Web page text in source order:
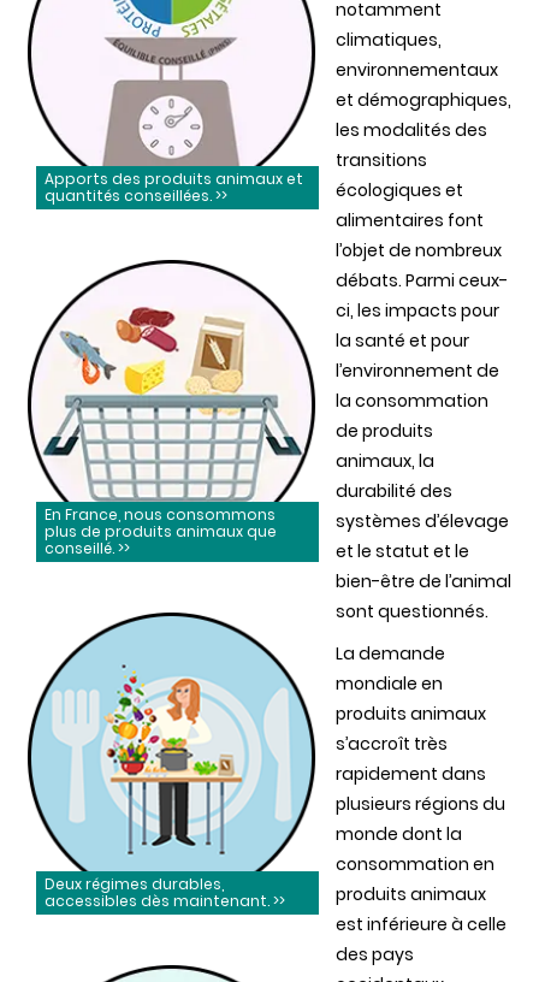
la
de
viande
Apports des produits animaux et
quantités conseillées. >>
En France, nous consommons
plus de produits animaux que
conseillé. >>
Deux régimes durables,
accessibles dès maintenant. >>
notamment
climatiques,
environnementaux
et démographiques,
les modalités des
transitions
écologiques et
alimentaires font
l’objet de nombreux
débats. Parmi ceux-
ci, les impacts pour
la santé et pour
l’environnement de
la consommation
de produits
animaux, la
durabilité des
systèmes d’élevage
et le statut et le
bien-être de l’animal
sont questionnés.
La demande
mondiale en
produits animaux
s’accroît très
rapidement dans
plusieurs régions du
monde dont la
consommation en
produits animaux
est inférieure à celle
des pays